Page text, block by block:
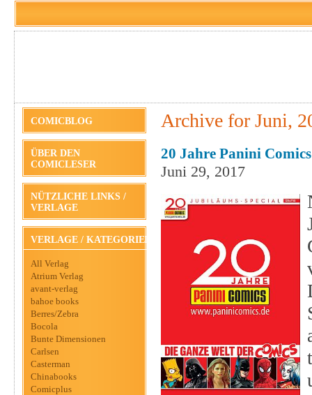
COMICBLOG
ÜBER DEN
COMICLESER
NÜTZLICHE LINKS /
VERLAGE
VERLAGE / KATEGORIEN
All Verlag
Atrium Verlag
avant-verlag
bahoe books
Berres/Zebra
Bocola
Bunte Dimensionen
Carlsen
Casterman
Chinabooks
Comicplus
Archive for Juni,
20 Jahre Panini Comics
Juni 29, 2017